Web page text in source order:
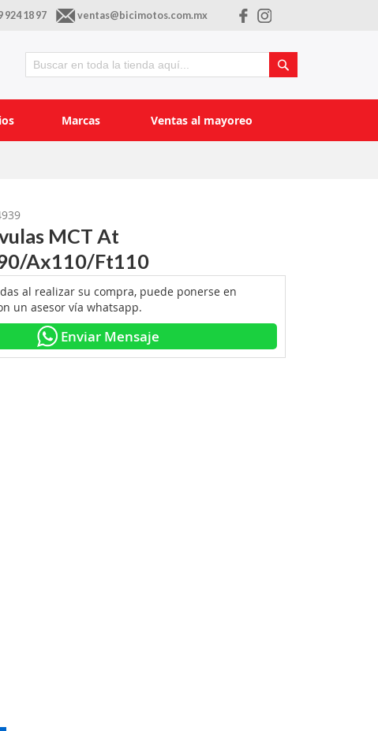
924 18 97 ventas@bicimotos.com.mx
Buscar
Marcas Ventas al mayoreo
MCT At
Ax110/Ft110
al realizar su compra, puede ponerse en
un asesor vía whatsapp.
Enviar Mensaje